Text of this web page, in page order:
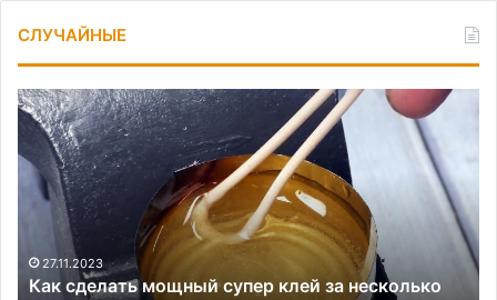
СЛУЧАЙНЫЕ
Как
сделать
мощный
супер
клей
несколько
минут27.11.2023
Как сделать мощный супер клей за несколько